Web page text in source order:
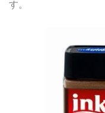
す。